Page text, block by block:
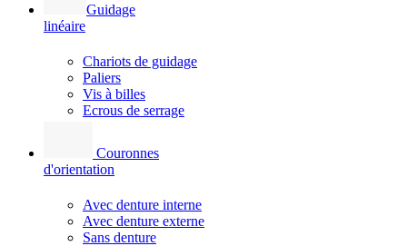
Guidage
linéaire
Chariots de guidage
Paliers
Vis à billes
Ecrous de serrage
Couronnes
d'orientation
Avec denture interne
Avec denture externe
Sans denture